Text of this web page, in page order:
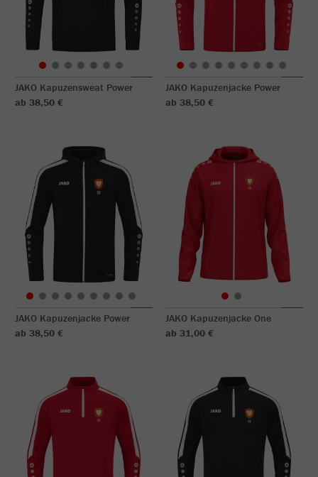
JAKO Kapuzensweat Power
ab 38,50 €
JAKO Kapuzenjacke Power
ab 38,50 €
JAKO Kapuzenjacke Power
ab 38,50 €
JAKO Kapuzenjacke One
ab 31,00 €